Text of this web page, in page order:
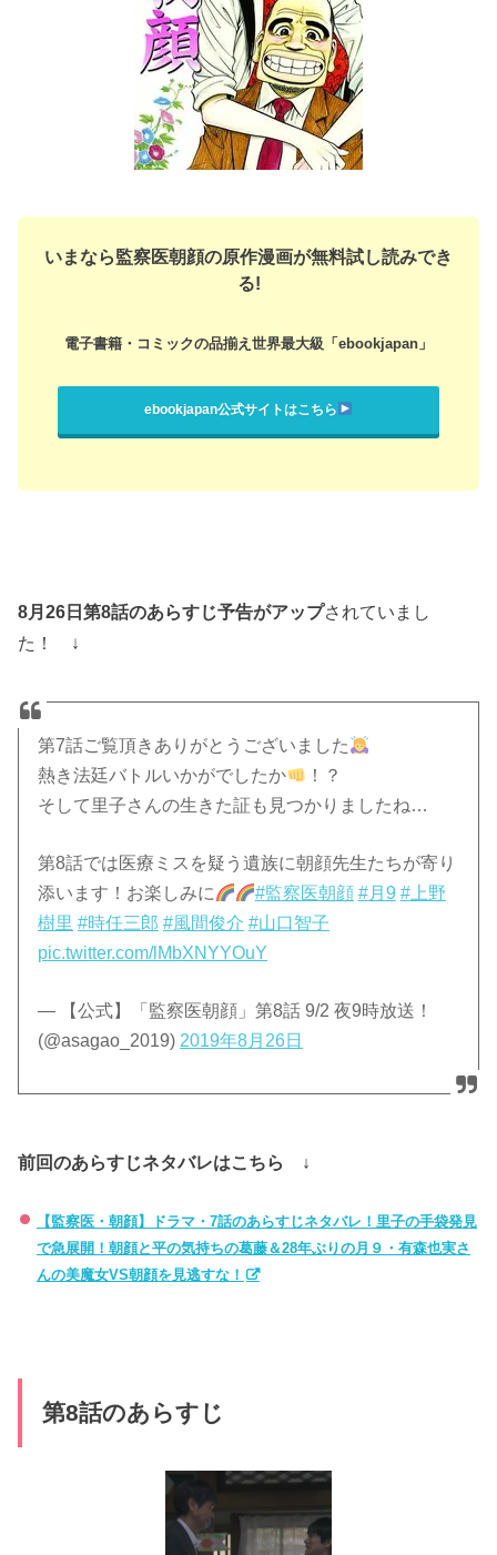
電子書籍・コミックの品揃え世界最大級「ebookjapan」
ebookjapan公式サイトはこちら
8月26日第8話のあらすじ予告がアップ
第7話ご覧頂きありがとうございました
熱き法廷バトルいかがでしたか
！？
pic.twitter.com/lMbXNYYOuY
(@asagao_2019)2019年8月26日
【監察医・朝顔】ドラマ・7話のあらすじネタバレ！里子の手袋発見
で急展開！朝顔と平の気持ちの葛藤＆28年ぶりの月９・有森也実さ
んの美魔女VS朝顔を見逃すな！
万木家のいつもの朝の風景から始まります。
里子の写真の横には、平が買ってきた花が飾られていま